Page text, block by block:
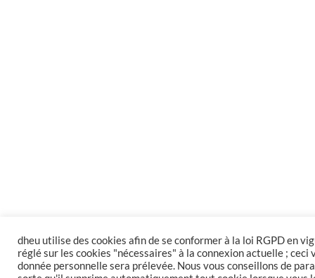
dheu utilise des cookies afin de se conformer à la loi RGPD en
réglé sur les cookies "nécessaires" à la connexion actuelle ; ceci
donnée personnelle sera prélevée. Nous vous conseillons de